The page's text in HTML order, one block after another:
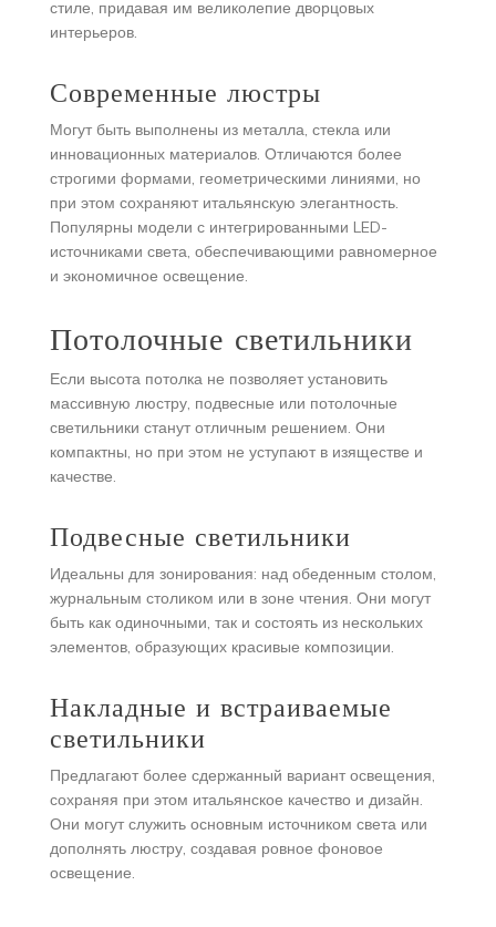
стиле, придавая им великолепие дворцовых
интерьеров.
Современные люстры
Могут быть выполнены из металла, стекла или
инновационных материалов. Отличаются более
строгими формами, геометрическими линиями, но
при этом сохраняют итальянскую элегантность.
Популярны модели с интегрированными LED-
источниками света, обеспечивающими равномерное
и экономичное освещение.
Потолочные светильники
Если высота потолка не позволяет установить
массивную люстру, подвесные или потолочные
светильники станут отличным решением. Они
компактны, но при этом не уступают в изяществе и
качестве.
Подвесные светильники
Идеальны для зонирования: над обеденным столом,
журнальным столиком или в зоне чтения. Они могут
быть как одиночными, так и состоять из нескольких
элементов, образующих красивые композиции.
Накладные и встраиваемые
светильники
Предлагают более сдержанный вариант освещения,
сохраняя при этом итальянское качество и дизайн.
Они могут служить основным источником света или
дополнять люстру, создавая ровное фоновое
освещение.